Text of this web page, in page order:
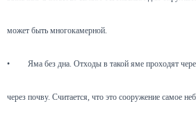
может быть многокамерной.
• Яма без дна. Отходы в такой яме проходят
через почву. Считается, что это сооружение самое